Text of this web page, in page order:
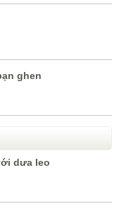
ghen
dưa leo